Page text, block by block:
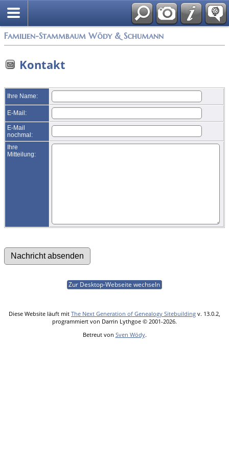
Familien-Stammbaum Wödy & Schumann
Kontakt
Ihre Name:
E-Mail:
E-Mail
nochmal:
Ihre
Mitteilung:
Zur Desktop-Webseite wechseln
Diese Website läuft mit The Next Generation of Genealogy Sitebuilding v. 13.0.2,
programmiert von Darrin Lythgoe © 2001-2026.
Betreut von Sven Wödy.